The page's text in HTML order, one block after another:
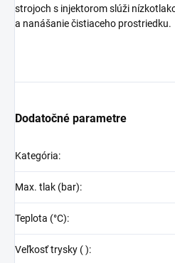
strojoch s injektorom slúži
a nanášanie čistiaceho prostriedku.
Dodatočné parametre
Kategória:
Max. tlak (bar):
Teplota (°C):
Veľkosť trysky ( ):